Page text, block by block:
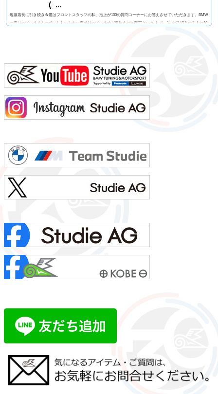
(_...
遠藤店長に引き続き今度はフロントスタッフの私、池上が100の質問コーナーにお答えさせていただきます。BMW
の事はございませんので、たわいもない事ではございますが息抜きにご覧下さいませm(_ _)m自己紹介する人に10